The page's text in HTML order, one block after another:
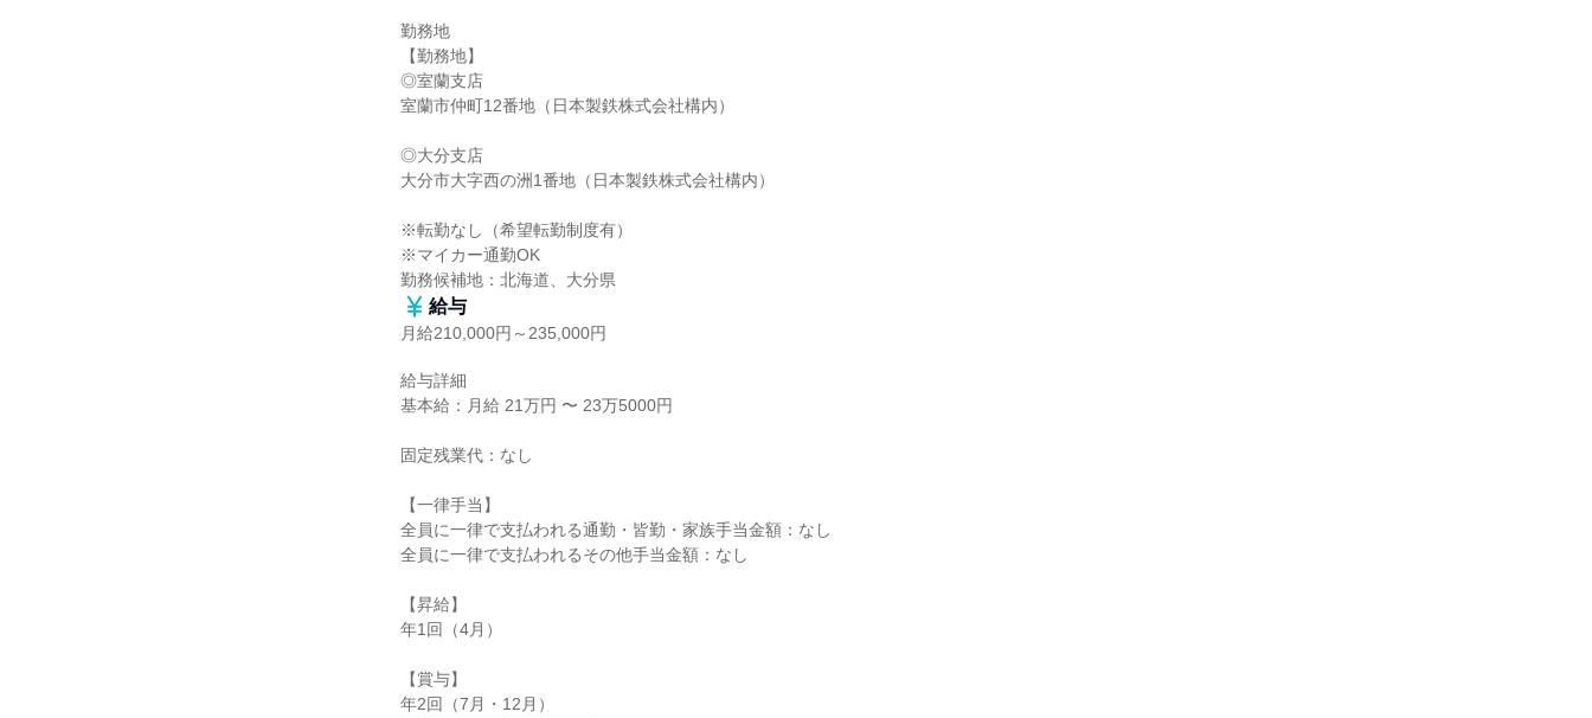
勤務地
【勤務地】
◎室蘭支店
室蘭市仲町12番地（日本製鉄株式会社構内）
◎大分支店
大分市大字西の洲1番地（日本製鉄株式会社構内）
※転勤なし（希望転勤制度有）
※マイカー通勤OK
勤務候補地：北海道、大分県
給与
月給210,000円～235,000円
給与詳細
基本給：月給 21万円 〜 23万5000円
固定残業代：なし
【一律手当】
全員に一律で支払われる通勤・皆勤・家族手当金額：なし
全員に一律で支払われるその他手当金額：なし
【昇給】
年1回（4月）
【賞与】
年2回（7月・12月）